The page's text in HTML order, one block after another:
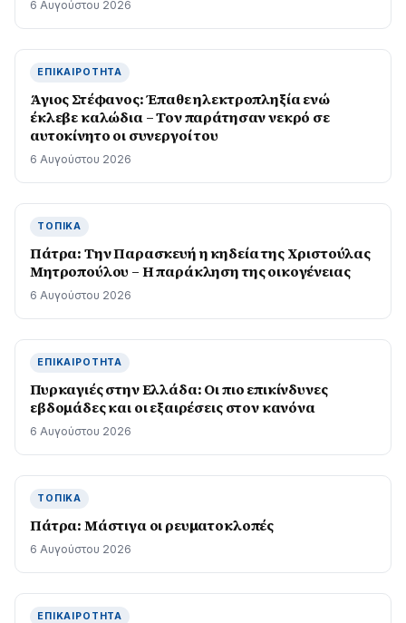
6 Αυγούστου 2026
ΕΠΙΚΑΙΡΌΤΗΤΑ
Άγιος Στέφανος: Έπαθε ηλεκτροπληξία ενώ
έκλεβε καλώδια – Τον παράτησαν νεκρό σε
αυτοκίνητο οι συνεργοί του
6 Αυγούστου 2026
ΤΟΠΙΚΆ
Πάτρα: Την Παρασκευή η κηδεία της Χριστούλας
Μητροπούλου – Η παράκληση της οικογένειας
6 Αυγούστου 2026
ΕΠΙΚΑΙΡΌΤΗΤΑ
Πυρκαγιές στην Ελλάδα: Οι πιο επικίνδυνες
εβδομάδες και οι εξαιρέσεις στον κανόνα
6 Αυγούστου 2026
ΤΟΠΙΚΆ
Πάτρα: Μάστιγα οι ρευµατοκλοπές
6 Αυγούστου 2026
ΕΠΙΚΑΙΡΌΤΗΤΑ